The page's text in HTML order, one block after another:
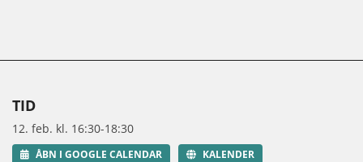
TID
12. feb. kl. 16:30-18:30
ÅBN I GOOGLE CALENDAR KALENDER